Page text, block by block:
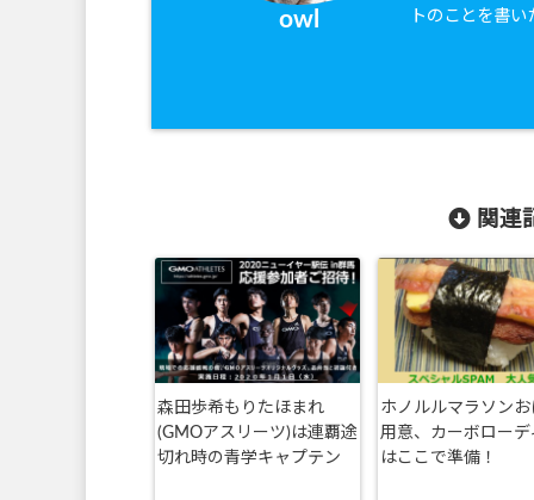
owl
トのことを書
関連
森田歩希もりたほまれ
(GMOアスリーツ)は連覇途
切れ時の青学キャプテン
ホノルルマラソン
用意、カーボローデ
はここで準備！